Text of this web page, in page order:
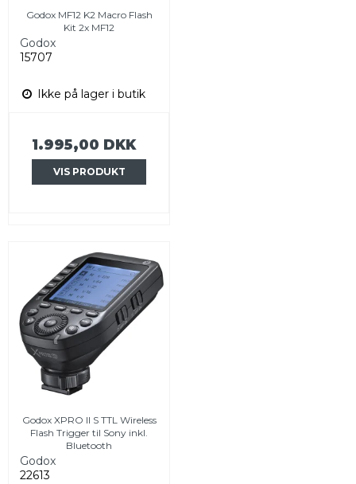
Godox MF12 K2 Macro Flash
Kit 2x MF12
Godox
15707
Ikke på lager i butik
1.995,00 DKK
VIS PRODUKT
Godox XPRO II S TTL Wireless
Flash Trigger til Sony inkl.
Bluetooth
Godox
22613